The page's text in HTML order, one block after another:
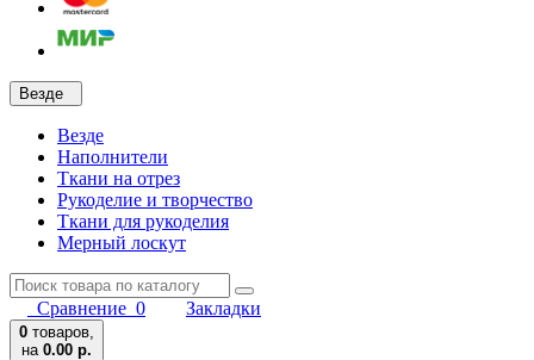
Везде
Везде
Наполнители
Ткани на отрез
Рукоделие и творчество
Ткани для рукоделия
Мерный лоскут
Сравнение 0 Закладки
0 товаров,
на 0.00 р.